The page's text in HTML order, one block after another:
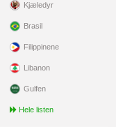
Kjæledyr
Brasil
Filippinene
Libanon
Gulfen
Hele listen